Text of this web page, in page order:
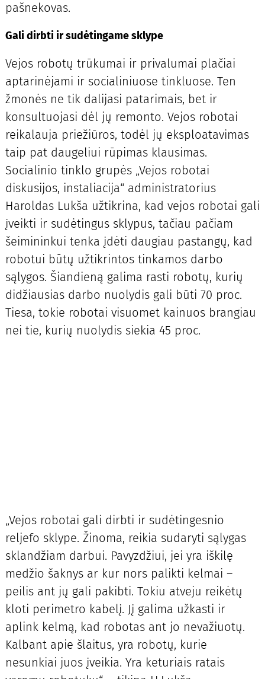
pašnekovas.
Gali dirbti ir sudėtingame sklype
Vejos robotų trūkumai ir privalumai plačiai
aptarinėjami ir socialiniuose tinkluose. Ten
žmonės ne tik dalijasi patarimais, bet ir
konsultuojasi dėl jų remonto. Vejos robotai
reikalauja priežiūros, todėl jų eksploatavimas
taip pat daugeliui rūpimas klausimas.
Socialinio tinklo grupės „Vejos robotai
diskusijos, instaliacija“ administratorius
Haroldas Lukša užtikrina, kad vejos robotai gali
įveikti ir sudėtingus sklypus, tačiau pačiam
šeimininkui tenka įdėti daugiau pastangų, kad
robotui būtų užtikrintos tinkamos darbo
sąlygos. Šiandieną galima rasti robotų, kurių
didžiausias darbo nuolydis gali būti 70 proc.
Tiesa, tokie robotai visuomet kainuos brangiau
nei tie, kurių nuolydis siekia 45 proc.
„Vejos robotai gali dirbti ir sudėtingesnio
reljefo sklype. Žinoma, reikia sudaryti sąlygas
sklandžiam darbui. Pavyzdžiui, jei yra iškilę
medžio šaknys ar kur nors palikti kelmai –
peilis ant jų gali pakibti. Tokiu atveju reikėtų
kloti perimetro kabelį. Jį galima užkasti ir
aplink kelmą, kad robotas ant jo nevažiuotų.
Kalbant apie šlaitus, yra robotų, kurie
nesunkiai juos įveikia. Yra keturiais ratais